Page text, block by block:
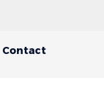
Contact